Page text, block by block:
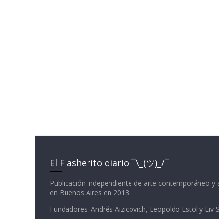
El Flasherito diario ¯\_(ツ)_/¯
Publicación independiente de arte contemporáneo y
en Buenos Aires en 2013.
Fundadores: Andrés Aizicovich, Leopoldo Estol y Liv